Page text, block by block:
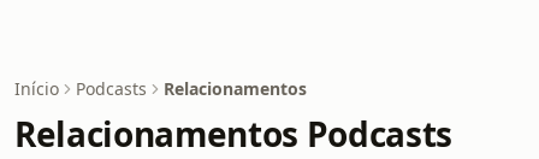
Início Podcasts Relacionamentos
Relacionamentos Podcasts